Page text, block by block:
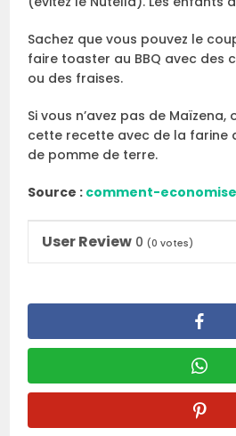
Sachez que vous pouvez le
faire toaster au BBQ avec des
ou des fraises.
Si vous n’avez pas de
cette recette avec de la farine
de pomme de terre.
Source : comment-
User Review 0 (0 votes)